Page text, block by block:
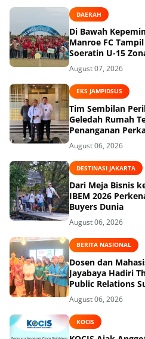
DAERAH
Di Bawah
Manroe FC
Soeratin U-15
August 07, 2026
EKS JAMPIDSUS
Tim Sembilan
Geledah Rumah
Penanganan
August 06, 2026
DESTINASI JAKARTA
Dari Meja Bisnis
IBEM 2026
Buyers Dunia
August 06, 2026
BERITA NASIONAL
Dosen dan
Jayabaya Hadiri
Public Relations
August 06, 2026
KOCIS